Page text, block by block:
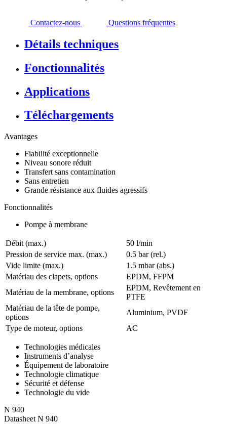
Contactez-nous Questions fréquentes
Détails techniques
Fonctionnalités
Applications
Téléchargements
Avantages
Fiabilité exceptionnelle
Niveau sonore réduit
Transfert sans contamination
Sans entretien
Grande résistance aux fluides agressifs
Fonctionnalités
Pompe à membrane
Débit (max.)
50 l/min
Pression de service max. (max.)
0.5 bar (rel.)
Vide limite (max.)
1.5 mbar (abs.)
Matériau des clapets, options
EPDM, FFPM
Matériau de la membrane, options
EPDM, Revêtement en
PTFE
Matériau de la tête de pompe,
options
Aluminium, PVDF
Type de moteur, options
AC
Technologies médicales
Instruments d’analyse
Équipement de laboratoire
Technologie climatique
Sécurité et défense
Technologie du vide
N 940
Datasheet N 940